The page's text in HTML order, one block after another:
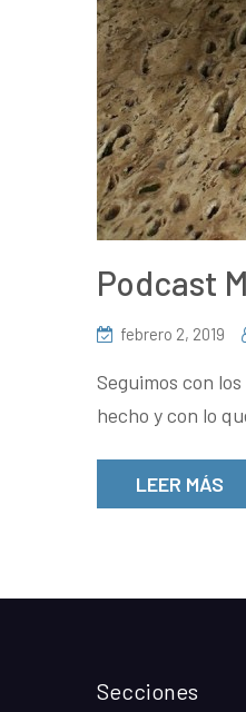
Podcast
febrero 2, 2019
Seguimos con
hecho y con lo
LEER MÁS
Secciones